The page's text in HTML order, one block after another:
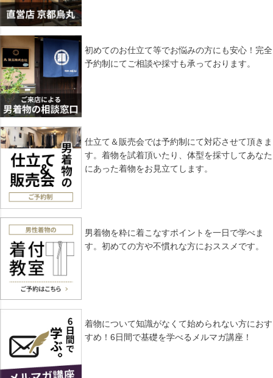
初めてのお仕立て等でお悩みの方にも安心！完全
予約制にてご相談や採寸も承っております。
仕立て＆販売会では予約制にて対応させて頂きま
す。着物を試着頂いたり、体型を採寸してあなた
にあった着物をお見立てします。
男着物を粋に着こなすポイントを一日で学べま
す。初めての方や不慣れな方におススメです。
着物について知識がなくて始められない方におす
すめ！6日間で基礎を学べるメルマガ講座！